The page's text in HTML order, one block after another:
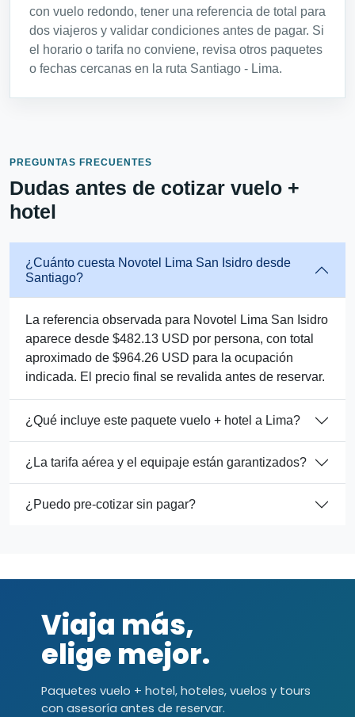
con vuelo redondo, tener una referencia de total para
dos viajeros y validar condiciones antes de pagar. Si
el horario o tarifa no conviene, revisa otros paquetes
o fechas cercanas en la ruta Santiago - Lima.
PREGUNTAS FRECUENTES
Dudas antes de cotizar vuelo +
hotel
¿Cuánto cuesta Novotel Lima San Isidro desde
Santiago?
La referencia observada para Novotel Lima San Isidro
aparece desde $482.13 USD por persona, con total
aproximado de $964.26 USD para la ocupación
indicada. El precio final se revalida antes de reservar.
¿Qué incluye este paquete vuelo + hotel a Lima?
¿La tarifa aérea y el equipaje están garantizados?
¿Puedo pre-cotizar sin pagar?
Viaja más,
elige mejor.
Paquetes vuelo + hotel, hoteles, vuelos y tours
con asesoría antes de reservar.